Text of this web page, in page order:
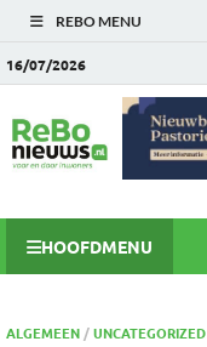
REBO MENU
16/07/2026
HOOFDMENU
ALGEMEEN/UNCATEGORIZED